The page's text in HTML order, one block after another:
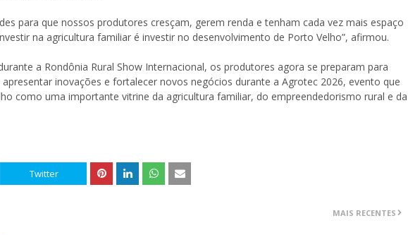
para que nossos produtores cresçam, gerem renda e tenham cada vez mais espaço
na agricultura familiar é investir no desenvolvimento de Porto Velho”, afirmou.
a Rondônia Rural Show Internacional, os produtores agora se preparam para
inovações e fortalecer novos negócios durante a Agrotec 2026, evento que
como uma importante vitrine da agricultura familiar, do empreendedorismo rural e da
Twitter
MAIS RECENTES